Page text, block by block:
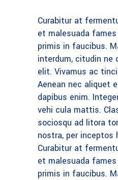
Curabitur at
et malesuada
primis in faucibus.
interdum, citudin ne
elit. Vivamus ac
Aenean nec aliquet
dapibus enim.
vehi cula mattis.
sociosqu ad litora
nostra, per inceptos
Curabitur at
et malesuada
primis in faucibus.